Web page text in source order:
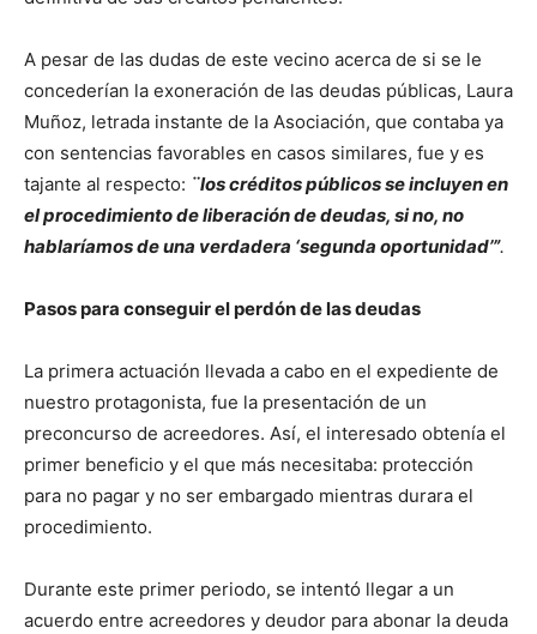
A pesar de las dudas de este vecino acerca de si se le
concederían la exoneración de las deudas públicas, Laura
Muñoz, letrada instante de la Asociación, que contaba ya
con sentencias favorables en casos similares, fue y es
tajante al respecto: ¨los créditos públicos se incluyen en
el procedimiento de liberación de deudas, si no, no
hablaríamos de una verdadera ‘segunda oportunidad’”.
Pasos para conseguir el perdón de las deudas
La primera actuación llevada a cabo en el expediente de
nuestro protagonista, fue la presentación de un
preconcurso de acreedores. Así, el interesado obtenía el
primer beneficio y el que más necesitaba: protección
para no pagar y no ser embargado mientras durara el
procedimiento.
Durante este primer periodo, se intentó llegar a un
acuerdo entre acreedores y deudor para abonar la deuda